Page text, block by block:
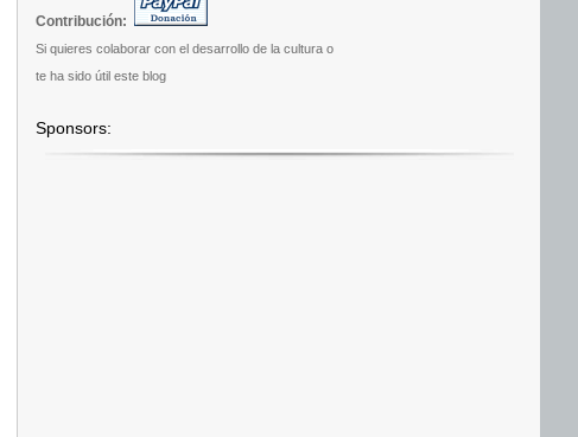
Contribución:
Si quieres colaborar con el desarrollo de la cultura o
te ha sido útil este blog
Sponsors: